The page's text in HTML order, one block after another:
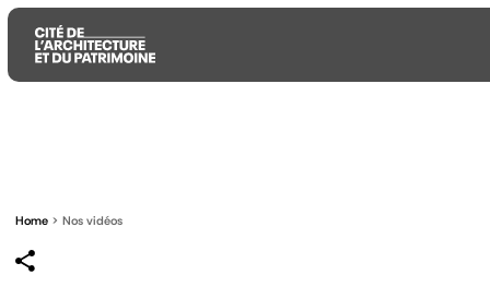
principal
principal
recherche
Home Nos vidéos